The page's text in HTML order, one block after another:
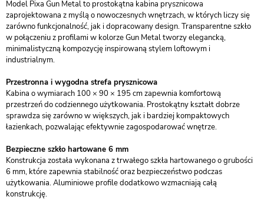
Model Pixa Gun Metal to prostokątna kabina prysznicowa
zaprojektowana z myślą o nowoczesnych wnętrzach, w których liczy się
zarówno funkcjonalność, jak i dopracowany design. Transparentne szkło
w połączeniu z profilami w kolorze Gun Metal tworzy elegancką,
minimalistyczną kompozycję inspirowaną stylem loftowym i
industrialnym.
Przestronna i wygodna strefa prysznicowa
Kabina o wymiarach 100 × 90 × 195 cm zapewnia komfortową
przestrzeń do codziennego użytkowania. Prostokątny kształt dobrze
sprawdza się zarówno w większych, jak i bardziej kompaktowych
łazienkach, pozwalając efektywnie zagospodarować wnętrze.
Bezpieczne szkło hartowane 6 mm
Konstrukcja została wykonana z trwałego szkła hartowanego o grubości
6 mm, które zapewnia stabilność oraz bezpieczeństwo podczas
użytkowania. Aluminiowe profile dodatkowo wzmacniają całą
konstrukcję.